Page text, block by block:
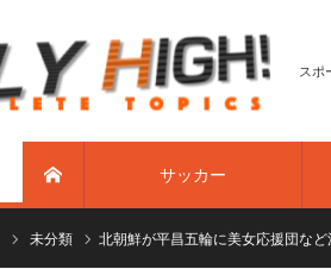
スポ
サッカー
未分類 北朝鮮が平昌五輪に美女応援団な